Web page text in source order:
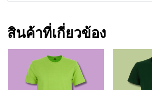
สินค้าที่เกี่ยวข้อง